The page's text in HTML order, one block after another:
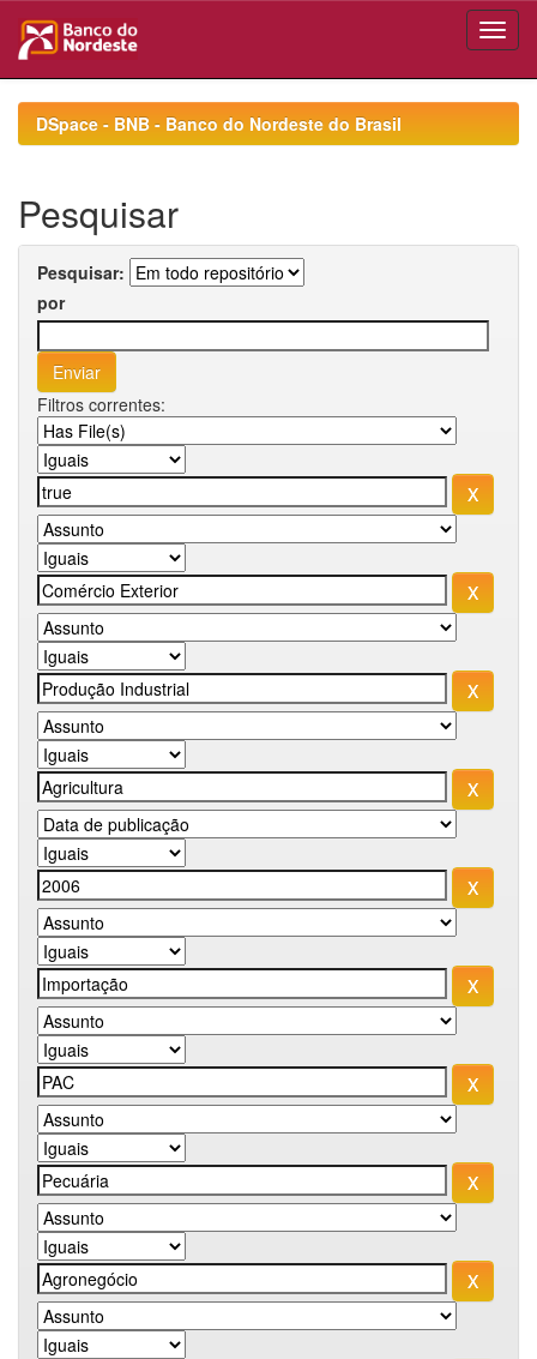
navigationDSpace - BNB - Banco do Nordeste do Brasil
Pesquisar
Pesquisar:
por
Filtros correntes: